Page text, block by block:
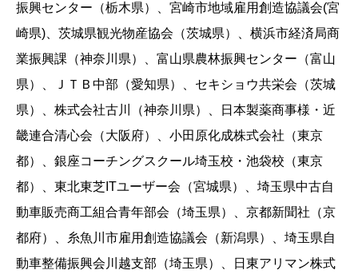
振興センター（栃木県）、宮崎市地域雇用創造協議会(宮
崎県)、茨城県観光物産協会（茨城県）、横浜市経済局商
業振興課（神奈川県）、富山県農林振興センター（富山
県）、ＪＴＢ中部（愛知県）、セキショウ共栄会（茨城
県）、株式会社古川（神奈川県）、日本製薬商事様・近
畿連合清心会（大阪府）、小田原化成株式会社（東京
都）、銀座コーチングスクール埼玉校・池袋校（東京
都）、東北東芝ITユーザー会（宮城県）、埼玉県中古自
動車販売商工組合青年部会（埼玉県）、京都新聞社（京
都府）、糸魚川市雇用創造協議会（新潟県）、埼玉県自
動車整備振興会川越支部（埼玉県）、日東アリマン株式